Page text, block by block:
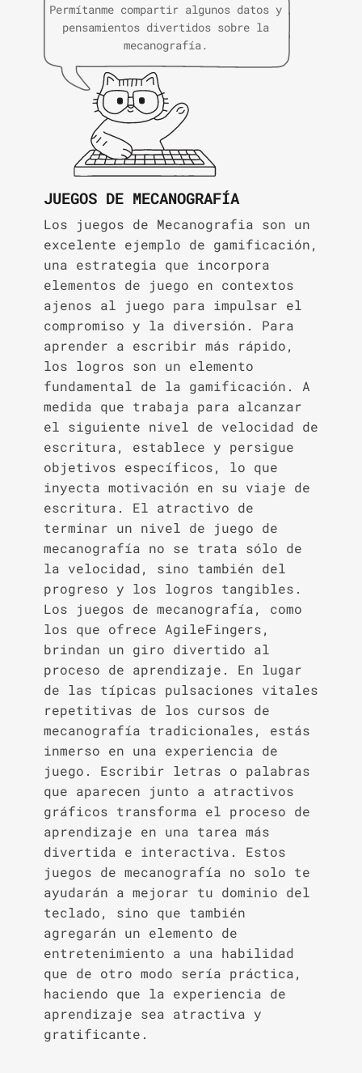
Permítanme compartir algunos datos y
pensamientos divertidos sobre la
mecanografía.
JUEGOS DE MECANOGRAFÍA
Los juegos de Mecanografia son un
excelente ejemplo de gamificación,
una estrategia que incorpora
elementos de juego en contextos
ajenos al juego para impulsar el
compromiso y la diversión. Para
aprender a escribir más rápido,
los logros son un elemento
fundamental de la gamificación. A
medida que trabaja para alcanzar
el siguiente nivel de velocidad de
escritura, establece y persigue
objetivos específicos, lo que
inyecta motivación en su viaje de
escritura. El atractivo de
terminar un nivel de juego de
mecanografía no se trata sólo de
la velocidad, sino también del
progreso y los logros tangibles.
Los juegos de mecanografía, como
los que ofrece AgileFingers,
brindan un giro divertido al
proceso de aprendizaje. En lugar
de las típicas pulsaciones vitales
repetitivas de los cursos de
mecanografía tradicionales, estás
inmerso en una experiencia de
juego. Escribir letras o palabras
que aparecen junto a atractivos
gráficos transforma el proceso de
aprendizaje en una tarea más
divertida e interactiva. Estos
juegos de mecanografía no solo te
ayudarán a mejorar tu dominio del
teclado, sino que también
agregarán un elemento de
entretenimiento a una habilidad
que de otro modo sería práctica,
haciendo que la experiencia de
aprendizaje sea atractiva y
gratificante.